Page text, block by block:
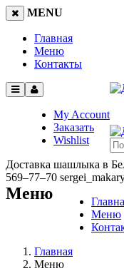
MENU
Главная
Меню
Контакты
My Account
Заказать
Wishlist
Доставка шашлыка в
569‒77‒70
Меню
Меню
Главная
Меню